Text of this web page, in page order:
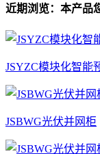
近期浏览：本产品
JSYZC模块化智能
JSBWG光伏并网柜